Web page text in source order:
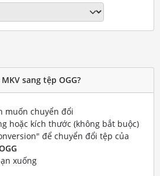
sang tệp OGG?
muốn chuyển đổi
hoặc kích thước (không bắt buộc)
để chuyển đổi tệp của
xuống